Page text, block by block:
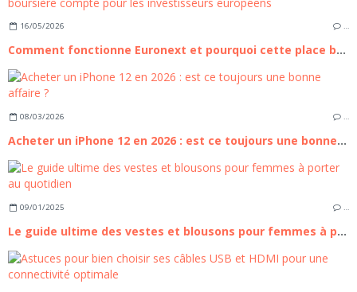
16/05/2026 …
Comment fonctionne Euronext et pourquoi cette place boursière compte pour les investisseurs européens
08/03/2026 …
Acheter un iPhone 12 en 2026 : est ce toujours une bonne affaire ?
09/01/2025
Le guide ultime des vestes et blousons pour femmes à porter au quotidien